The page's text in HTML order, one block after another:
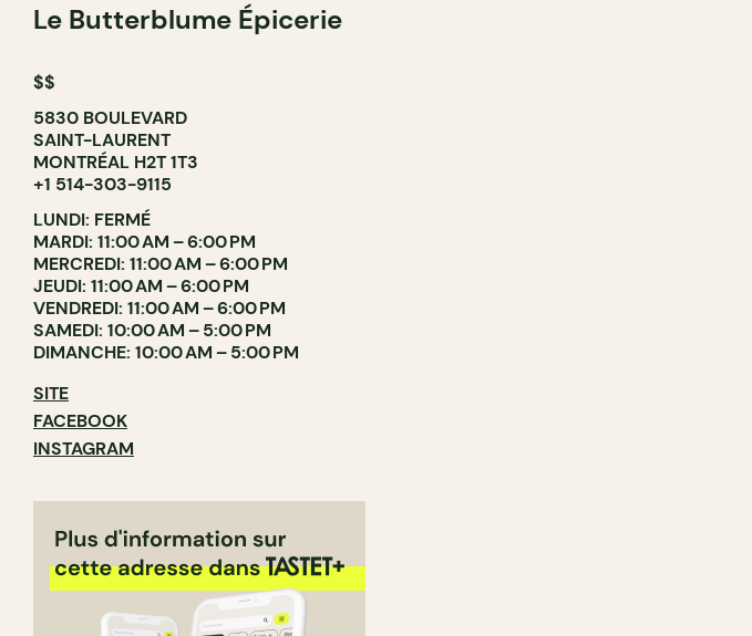
Le Butterblume Épicerie
$$
5830 BOULEVARD
SAINT-LAURENT
MONTRÉAL H2T 1T3
+1 514-303-9115
LUNDI: FERMÉ
MARDI: 11:00 AM – 6:00 PM
MERCREDI: 11:00 AM – 6:00 PM
JEUDI: 11:00 AM – 6:00 PM
VENDREDI: 11:00 AM – 6:00 PM
SAMEDI: 10:00 AM – 5:00 PM
DIMANCHE: 10:00 AM – 5:00 PM
SITE
FACEBOOK
INSTAGRAM